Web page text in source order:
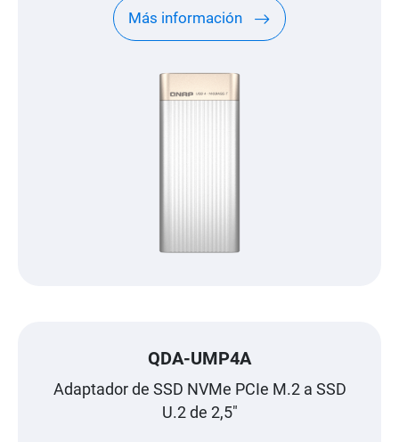
Más información
QDA-UMP4A
Adaptador de SSD NVMe PCIe M.2 a SSD
U.2 de 2,5"